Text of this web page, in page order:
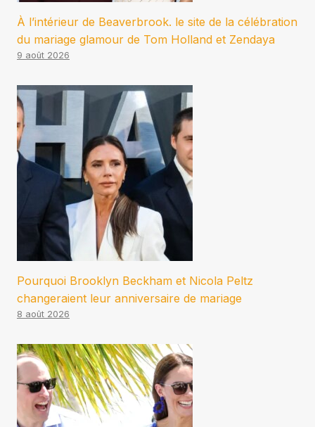
À l’intérieur de Beaverbrook. le site de la célébration
du mariage glamour de Tom Holland et Zendaya
9 août 2026
Pourquoi Brooklyn Beckham et Nicola Peltz
changeraient leur anniversaire de mariage
8 août 2026